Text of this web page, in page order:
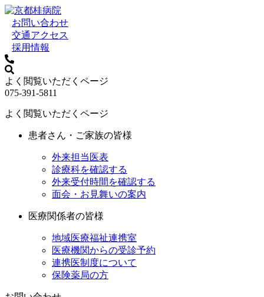
お問い合わせ
交通アクセス
採用情報
よく閲覧いただくページ
075-391-5811
よく閲覧いただくページ
患者さん・ご家族の皆様
外来担当医表
診療科を確認する
外来受付時間を確認する
面会・お見舞いの案内
医療関係者の皆様
地域医療福祉連携室
医療機関からの受診予約
連携医制度について
保険薬局の方